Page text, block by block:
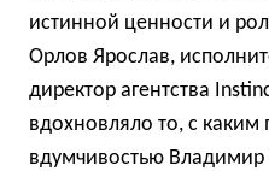
истинной ценности и
Орлов Ярослав,
директор агентства
вдохновляло то, с
вдумчивостью Владимир